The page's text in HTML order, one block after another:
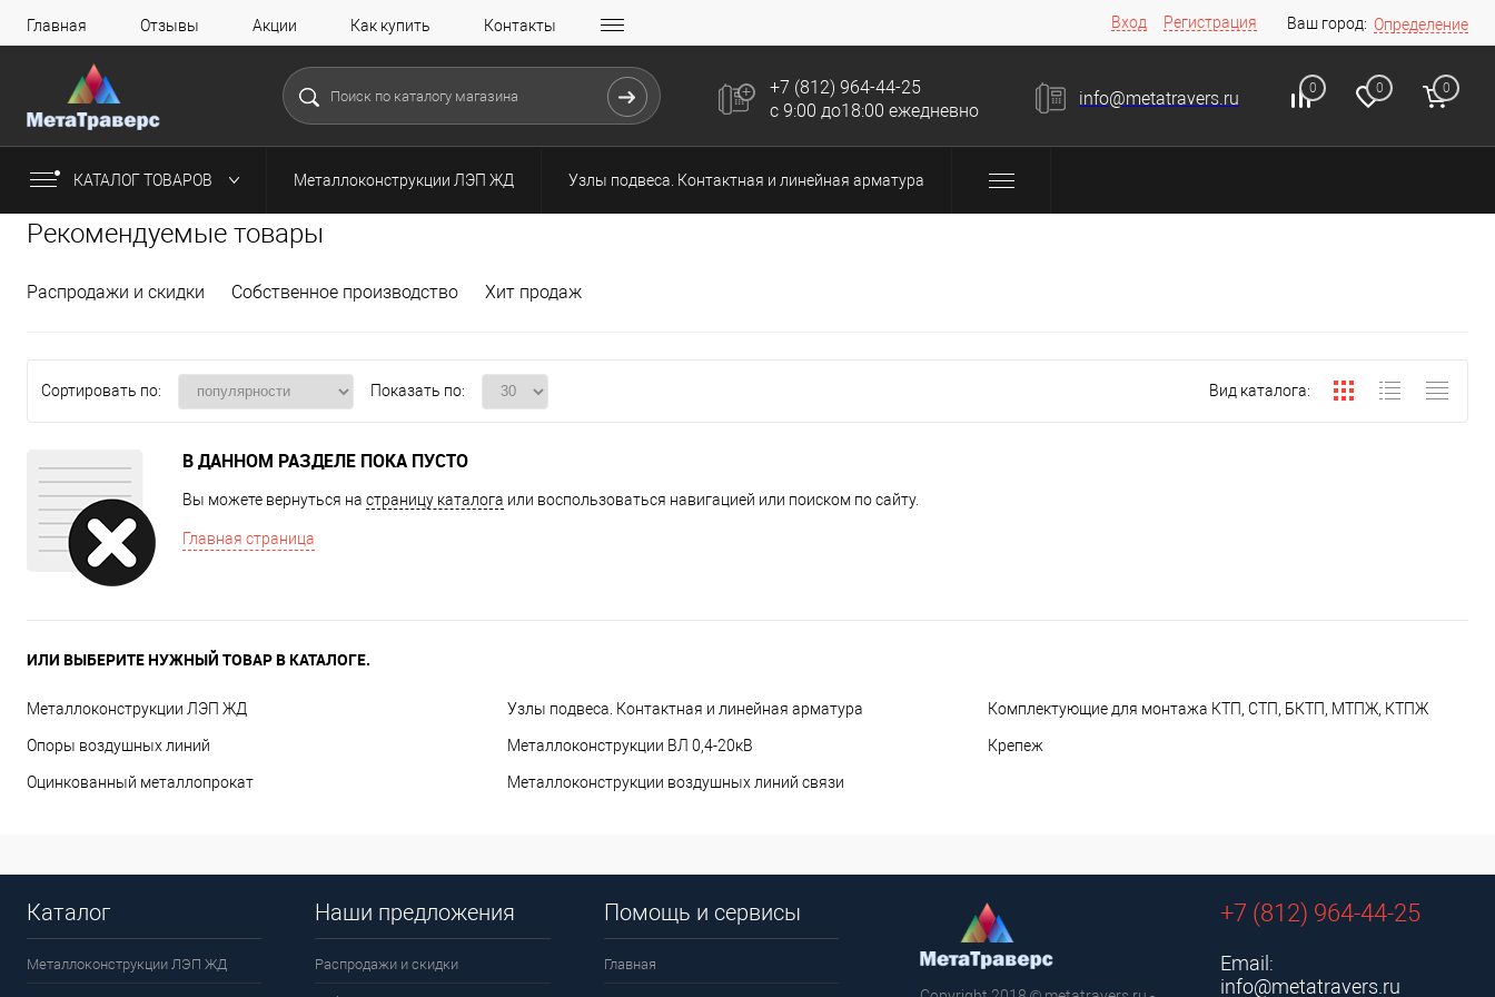
Главная Отзывы Акции Как купить Контакты Вход Регистрация Ваш город: Определение
+7 (812) 964-44-25
с 9:00 до18:00 ежедневно
info@metatravers.ru 0 0 0
КАТАЛОГ ТОВАРОВ Металлоконструкции ЛЭП ЖД Узлы подвеса. Контактная и линейная арматура
Рекомендуемые товары
Распродажи и скидки Собственное производство Хит продаж
Сортировать по: Показать по: Вид каталога:
В ДАННОМ РАЗДЕЛЕ ПОКА ПУСТО
Вы можете вернуться на страницу каталога или воспользоваться навигацией или поиском по сайту.
Главная страница
ИЛИ ВЫБЕРИТЕ НУЖНЫЙ ТОВАР В КАТАЛОГЕ.
Металлоконструкции ЛЭП ЖД Узлы подвеса. Контактная и линейная арматура Комплектующие для монтажа КТП, СТП, БКТП, МТПЖ, КТПЖ
Опоры воздушных линий Металлоконструкции ВЛ 0,4-20кВ Крепеж
Оцинкованный металлопрокат Металлоконструкции воздушных линий связи
Каталог
Металлоконструкции ЛЭП ЖД
Наши предложения
Распродажи и скидки
Помощь и сервисы
Главная
+7 (812) 964-44-25
Email:
info@metatravers.ru